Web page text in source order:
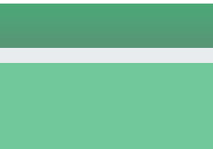
0.35
2.12
BİST100